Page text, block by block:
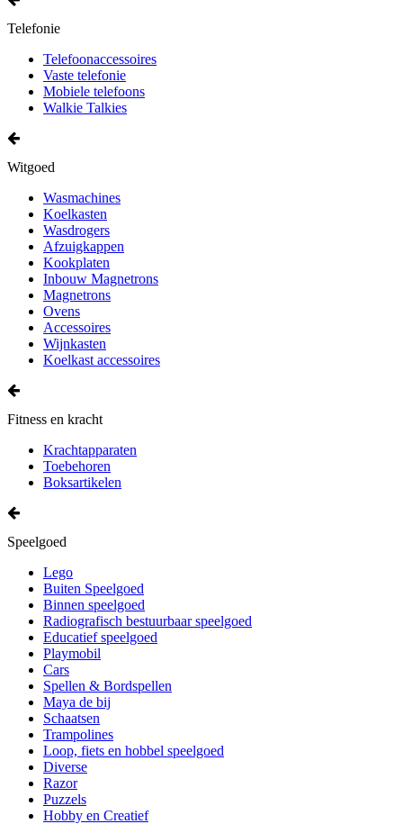
Telefonie
Telefoonaccessoires
Vaste telefonie
Mobiele telefoons
Walkie Talkies
Witgoed
Wasmachines
Koelkasten
Wasdrogers
Afzuigkappen
Kookplaten
Inbouw Magnetrons
Magnetrons
Ovens
Accessoires
Wijnkasten
Koelkast accessoires
Fitness en kracht
Krachtapparaten
Toebehoren
Boksartikelen
Speelgoed
Lego
Buiten Speelgoed
Binnen speelgoed
Radiografisch bestuurbaar speelgoed
Educatief speelgoed
Playmobil
Cars
Spellen & Bordspellen
Maya de bij
Schaatsen
Trampolines
Loop, fiets en hobbel speelgoed
Diverse
Razor
Puzzels
Hobby en Creatief